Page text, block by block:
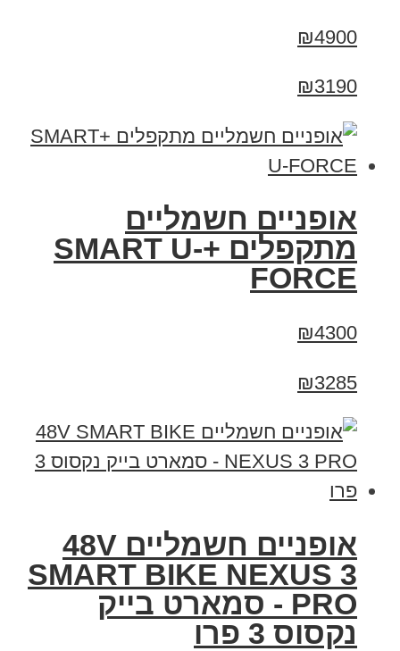
₪4900
₪3190
אופניים חשמליים
מתקפלים +SMART U-
FORCE
₪4300
₪3285
אופניים חשמליים 48V
SMART BIKE NEXUS 3
PRO - סמארט בייק
נקסוס 3 פרו